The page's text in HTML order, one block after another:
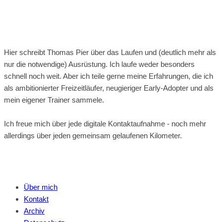
Hier schreibt Thomas Pier über das Laufen und (deutlich mehr als
nur die notwendige) Ausrüstung. Ich laufe weder besonders
schnell noch weit. Aber ich teile gerne meine Erfahrungen, die ich
als ambitionierter Freizeitläufer, neugieriger Early-Adopter und als
mein eigener Trainer sammele.
Ich freue mich über jede digitale Kontaktaufnahme - noch mehr
allerdings über jeden gemeinsam gelaufenen Kilometer.
Über mich
Kontakt
Archiv